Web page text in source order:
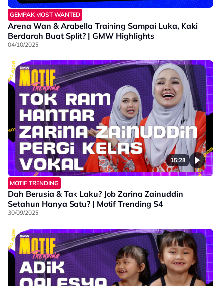
GEMPAK MOST WANTED
Arena Wan & Arabella Training Sampai Luka, Kaki
Berdarah Buat Split? | GMW Highlights
04/10/2025
15:28
MOTIF TRENDING
Dah Berusia & Tak Laku? Job Zarina Zainuddin
Setahun Hanya Satu? | Motif Trending S4
30/09/2025